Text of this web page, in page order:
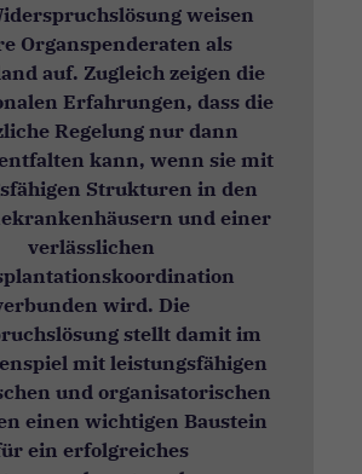
weisen
Organspenderaten als
auf. Zugleich zeigen die
Erfahrungen, dass die
Regelung nur dann
kann, wenn sie mit
Strukturen in den
und einer
verlässlichen
wird. Die
stellt damit im
mit leistungsfähigen
und organisatorischen
einen wichtigen Baustein
ein erfolgreiches